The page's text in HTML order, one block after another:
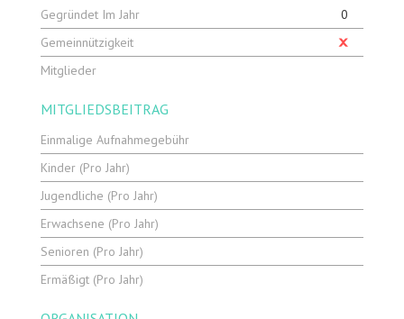
Gegründet Im Jahr
0
Gemeinnützigkeit
Mitglieder
MITGLIEDSBEITRAG
Einmalige Aufnahmegebühr
Kinder (pro Jahr)
Jugendliche (pro Jahr)
Erwachsene (pro Jahr)
Senioren (pro Jahr)
Ermäßigt (pro Jahr)